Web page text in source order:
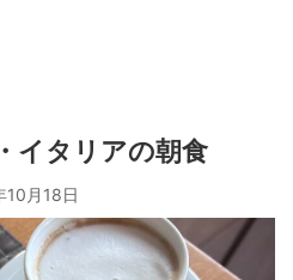
イタリアの朝食
10月18日